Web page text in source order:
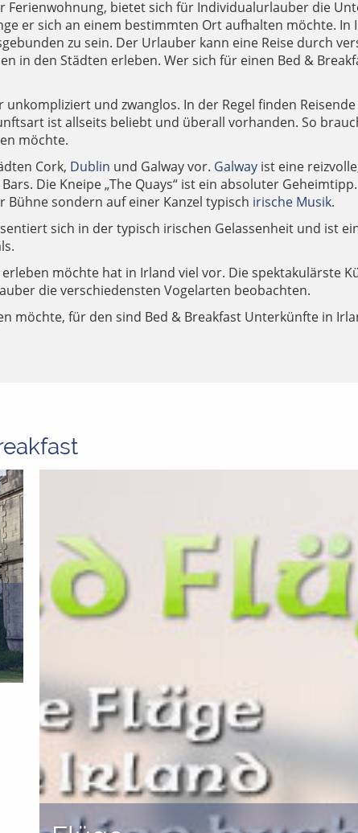
bietet sich für Individualurlauber die
er sich an einem bestimmten Ort aufhalten möchte. In
zu sein. Der Urlauber kann eine Reise durch
in den Städten erleben. Wer sich für einen Bed &
und zwanglos. In der Regel finden
ist allseits beliebt und überall vorhanden. So
möchte.
Cork, Dublin und Galway vor. Galway ist eine
Die Kneipe „The Quays“ ist ein absoluter
sondern auf einer Kanzel typisch irische Musik.
sich in der typisch irischen Gelassenheit und ist
möchte hat in Irland viel vor. Die spektakulärste
die verschiedensten Vogelarten beobachten.
möchte, für den sind Bed & Breakfast Unterkünfte in